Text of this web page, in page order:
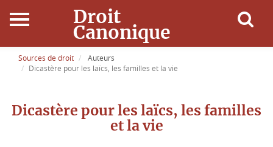
Droit
Canonique
Accueil
Sources de droit
Auteurs
Dicastère pour les laïcs, les familles et la vie
Dicastère pour les laïcs, les familles
et la vie